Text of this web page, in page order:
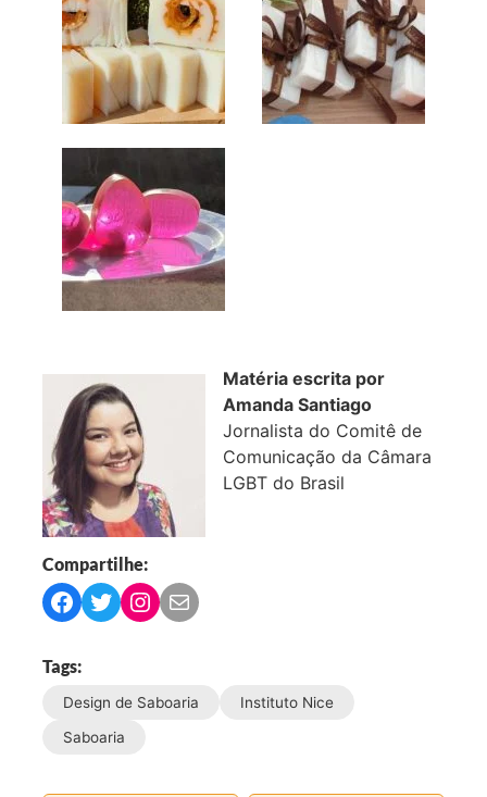
Matéria escrita por
Amanda Santiago
Jornalista do Comitê de
Comunicação da Câmara
LGBT do Brasil
Compartilhe:
C
p
a
r
C
a
r
C
a
C
a
Tags:
Design de Saboaria
Instituto Nice
Saboaria